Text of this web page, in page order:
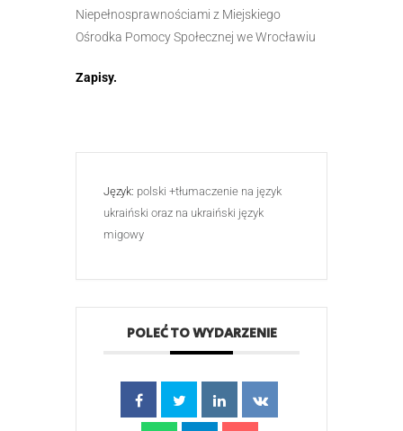
Niepełnosprawnościami z Miejskiego
Ośrodka Pomocy Społecznej we Wrocławiu
Zapisy.
Język: polski +tłumaczenie na język
ukraiński oraz na ukraiński język
migowy
POLEĆ TO WYDARZENIE